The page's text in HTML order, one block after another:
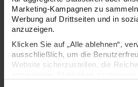
Marketing-Kampagnen zu
Werbung auf Drittseiten und in
anzuzeigen.
Klicken Sie auf „Alle ablehnen“,
ausschließlich, um die
Website sicherzustellen, die
weitere Anlässe. Machen Sie Ihren
Freude!
Inhalt: 6 Stück